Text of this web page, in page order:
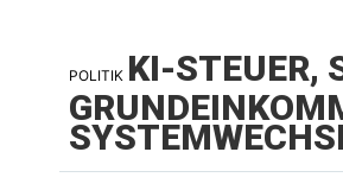
POLITIK KI-STEUER,